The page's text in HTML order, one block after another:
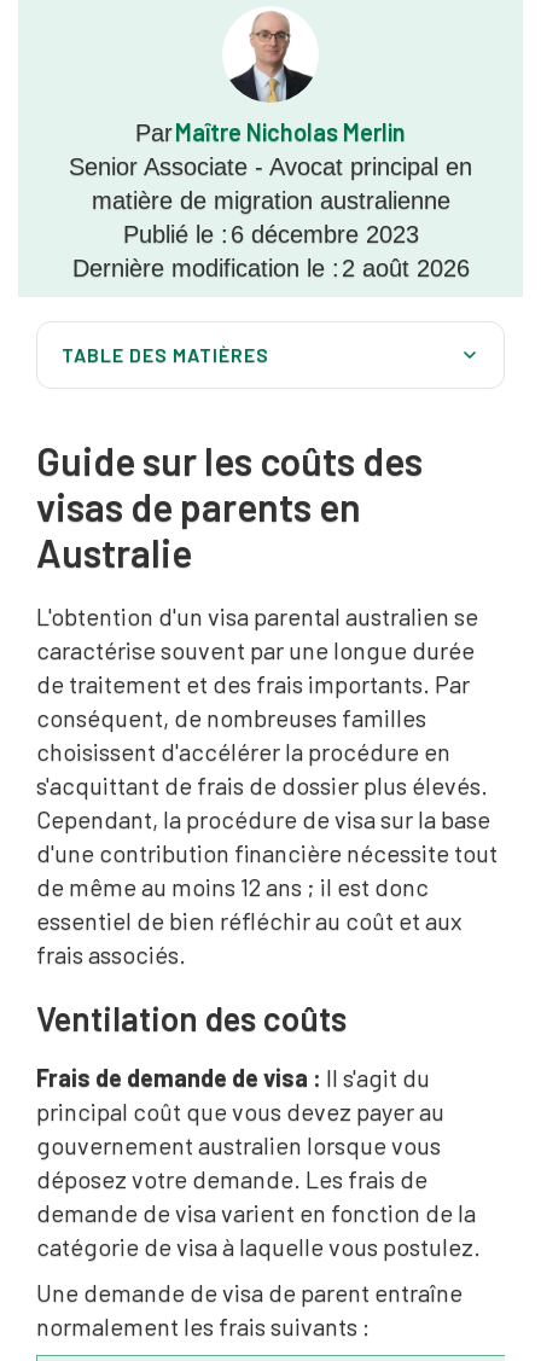
ParMaître Nicholas Merlin
Senior Associate - Avocat principal en
matière de migration australienne
Publié le : 6 décembre 2023
Dernière modification le : 2 août 2026
TABLE DES MATIÈRES
temps ? Le plafond fixé au niveau de la planification
Guide sur les coûts des
visas de parents en
Australie
L'obtention d'un visa parental australien se
caractérise souvent par une longue durée
de traitement et des frais importants. Par
conséquent, de nombreuses familles
choisissent d'accélérer la procédure en
s'acquittant de frais de dossier plus élevés.
Cependant, la procédure de visa sur la base
d'une contribution financière nécessite tout
de même au moins 12 ans ; il est donc
essentiel de bien réfléchir au coût et aux
frais associés.
Ventilation des coûts
Frais de demande de visa : Il s'agit du
principal coût que vous devez payer au
gouvernement australien lorsque vous
déposez votre demande. Les frais de
demande de visa varient en fonction de la
catégorie de visa à laquelle vous postulez.
Une demande de visa de parent entraîne
normalement les frais suivants :